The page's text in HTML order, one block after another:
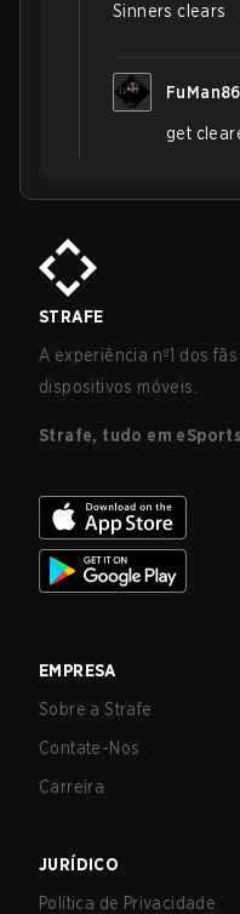
Sinners clears
FuMan86
get
STRAFE
A experiência nº1 dos
dispositivos móveis.
Strafe, tudo em eSports
EMPRESA
Sobre a Strafe
Contate-Nos
Carreira
JURÍDICO
Política de Privacidade